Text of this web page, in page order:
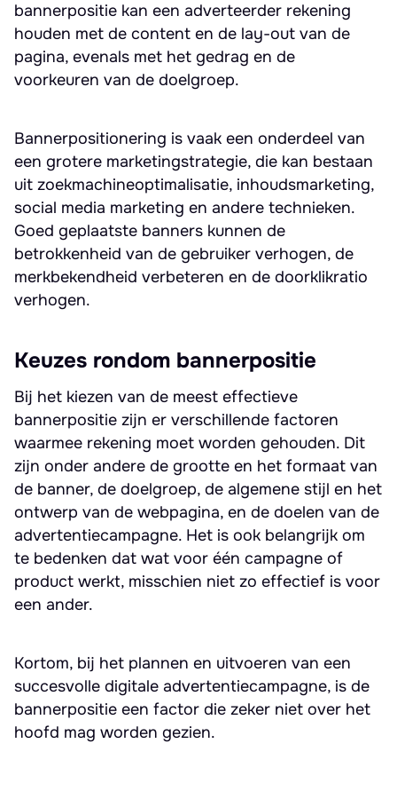
bannerpositie kan een adverteerder rekening
houden met de content en de lay-out van de
pagina, evenals met het gedrag en de
voorkeuren van de doelgroep.
Bannerpositionering is vaak een onderdeel van
een grotere marketingstrategie, die kan bestaan
uit zoekmachineoptimalisatie, inhoudsmarketing,
social media marketing en andere technieken.
Goed geplaatste banners kunnen de
betrokkenheid van de gebruiker verhogen, de
merkbekendheid verbeteren en de doorklikratio
verhogen.
Keuzes rondom bannerpositie
Bij het kiezen van de meest effectieve
bannerpositie zijn er verschillende factoren
waarmee rekening moet worden gehouden. Dit
zijn onder andere de grootte en het formaat van
de banner, de doelgroep, de algemene stijl en het
ontwerp van de webpagina, en de doelen van de
advertentiecampagne. Het is ook belangrijk om
te bedenken dat wat voor één campagne of
product werkt, misschien niet zo effectief is voor
een ander.
Kortom, bij het plannen en uitvoeren van een
succesvolle digitale advertentiecampagne, is de
bannerpositie een factor die zeker niet over het
hoofd mag worden gezien.